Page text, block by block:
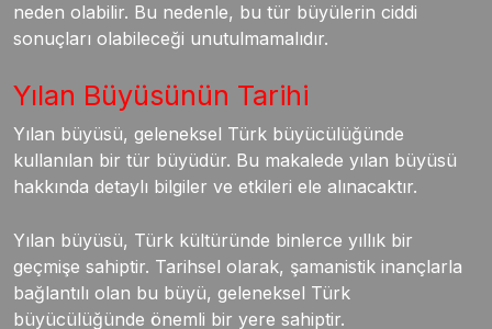
neden olabilir. Bu nedenle, bu tür büyülerin ciddi
sonuçları olabileceği unutulmamalıdır.
Yılan Büyüsünün Tarihi
Yılan büyüsü, geleneksel Türk büyücülüğünde
kullanılan bir tür büyüdür. Bu makalede yılan büyüsü
hakkında detaylı bilgiler ve etkileri ele alınacaktır.
Yılan büyüsü, Türk kültüründe binlerce yıllık bir
geçmişe sahiptir. Tarihsel olarak, şamanistik inançlarla
bağlantılı olan bu büyü, geleneksel Türk
büyücülüğünde önemli bir yere sahiptir.